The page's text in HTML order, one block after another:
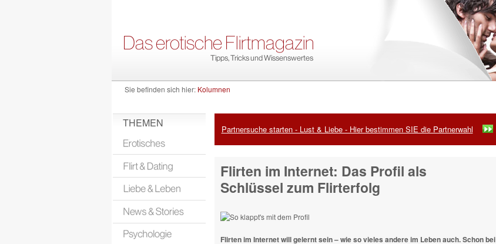
Sie befinden sich hier: Kolumnen
THEMEN Partnersuche starten - Lust & Liebe - Hier bestimmen SIE die Partnerwahl
Flirten im Internet: Das Profil als
Schlüssel zum Flirterfolg
Flirten im Internet will gelernt sein – wie so vieles andere im Leben auch. Schon bei